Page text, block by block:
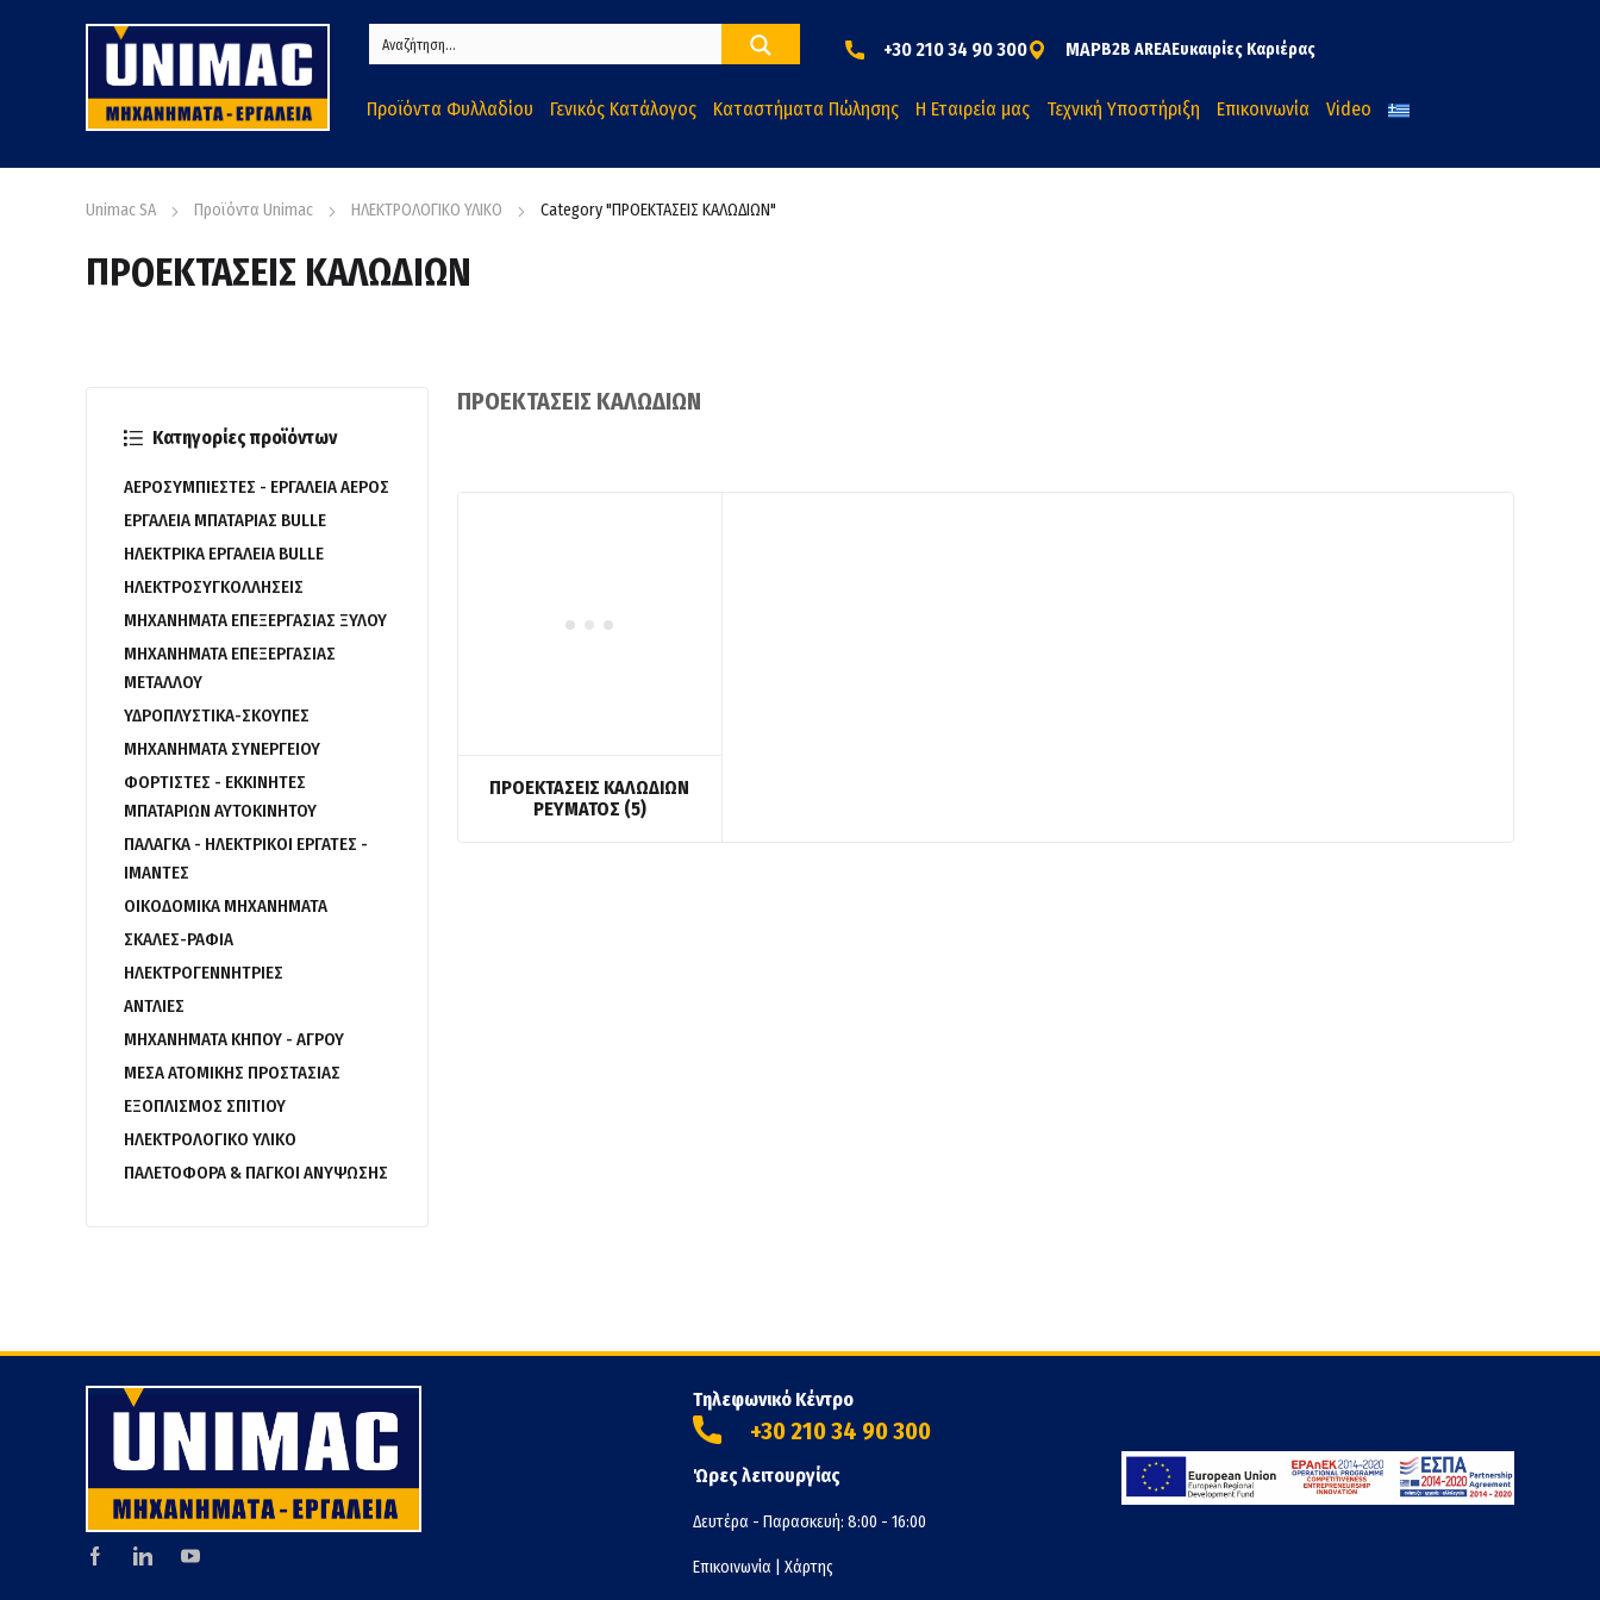
+30 210 34 90 300 MAPB2B AREAΕυκαιρίες Καριέρας
Προϊόντα Φυλλαδίου Γενικός Κατάλογος Καταστήματα Πώλησης Η Εταιρεία μας Τεχνική Υποστήριξη Επικοινωνία Video
Unimac SA Προϊόντα Unimac ΗΛΕΚΤΡΟΛΟΓΙΚΟ ΥΛΙΚΟ Category "ΠΡΟΕΚΤΑΣΕΙΣ ΚΑΛΩΔΙΩΝ"
ΠΡΟΕΚΤΑΣΕΙΣ ΚΑΛΩΔΙΩΝ
Κατηγορίες προϊόντων
ΑΕΡΟΣΥΜΠΙΕΣΤΕΣ - ΕΡΓΑΛΕΙΑ ΑΕΡΟΣ
ΕΡΓΑΛΕΙΑ ΜΠΑΤΑΡΙΑΣ BULLE
ΗΛΕΚΤΡΙΚΑ ΕΡΓΑΛΕΙΑ BULLE
ΗΛΕΚΤΡΟΣΥΓΚΟΛΛΗΣΕΙΣ
ΜΗΧΑΝΗΜΑΤΑ ΕΠΕΞΕΡΓΑΣΙΑΣ ΞΥΛΟΥ
ΜΗΧΑΝΗΜΑΤΑ ΕΠΕΞΕΡΓΑΣΙΑΣ
ΜΕΤΑΛΛΟΥ
ΥΔΡΟΠΛΥΣΤΙΚΑ-ΣΚΟΥΠΕΣ
ΜΗΧΑΝΗΜΑΤΑ ΣΥΝΕΡΓΕΙΟΥ
ΦΟΡΤΙΣΤΕΣ - ΕΚΚΙΝΗΤΕΣ
ΜΠΑΤΑΡΙΩΝ ΑΥΤΟΚΙΝΗΤΟΥ
ΠΑΛΑΓΚΑ - ΗΛΕΚΤΡΙΚΟΙ ΕΡΓΑΤΕΣ -
ΙΜΑΝΤΕΣ
ΟΙΚΟΔΟΜΙΚΑ ΜΗΧΑΝΗΜΑΤΑ
ΣΚΑΛΕΣ-ΡΑΦΙΑ
ΗΛΕΚΤΡΟΓΕΝΝΗΤΡΙΕΣ
ΑΝΤΛΙΕΣ
ΜΗΧΑΝΗΜΑΤΑ ΚΗΠΟΥ - ΑΓΡΟΥ
ΜΕΣΑ ΑΤΟΜΙΚΗΣ ΠΡΟΣΤΑΣΙΑΣ
ΕΞΟΠΛΙΣΜΟΣ ΣΠΙΤΙΟΥ
ΗΛΕΚΤΡΟΛΟΓΙΚΟ ΥΛΙΚΟ
ΠΑΛΕΤΟΦΟΡΑ & ΠΑΓΚΟΙ ΑΝΥΨΩΣΗΣ
ΠΡΟΕΚΤΑΣΕΙΣ ΚΑΛΩΔΙΩΝ
ΠΡΟΕΚΤΑΣΕΙΣ ΚΑΛΩΔΙΩΝ
ΡΕΥΜΑΤΟΣ (5)
Τηλεφωνικό Κέντρο
+30 210 34 90 300
Ώρες λειτουργίας
Δευτέρα - Παρασκευή: 8:00 - 16:00
Επικοινωνία Χάρτης